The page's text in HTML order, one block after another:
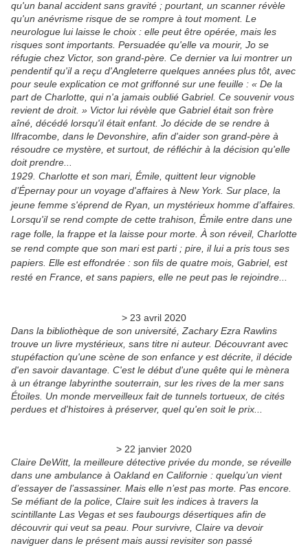
qu'un banal accident sans gravité ; pourtant, un scanner révèle
qu'un anévrisme risque de se rompre à tout moment. Le
neurologue lui laisse le choix : elle peut être opérée, mais les
risques sont importants. Persuadée qu'elle va mourir, Jo se
réfugie chez Victor, son grand-père. Ce dernier va lui montrer un
pendentif qu'il a reçu d'Angleterre quelques années plus tôt, avec
pour seule explication ce mot griffonné sur une feuille : « De la
part de Charlotte, qui n'a jamais oublié Gabriel. Ce souvenir vous
revient de droit. » Victor lui révèle que Gabriel était son frère
aîné, décédé lorsqu'il était enfant. Jo décide de se rendre à
Ilfracombe, dans le Devonshire, afin d'aider son grand-père à
résoudre ce mystère, et surtout, de réfléchir à la décision qu'elle
doit prendre...
1929. Charlotte et son mari, Émile, quittent leur vignoble
d’Épernay pour un voyage d'affaires à New York. Sur place, la
jeune femme s'éprend de Ryan, un mystérieux homme d’affaires.
Lorsqu'il se rend compte de cette trahison, Émile entre dans une
rage folle, la frappe et la laisse pour morte. À son réveil, Charlotte
se rend compte que son mari est parti ; pire, il lui a pris tous ses
papiers. Elle est effondrée : son fils de quatre mois, Gabriel, est
resté en France, et sans papiers, elle ne peut pas le rejoindre...
> 23 avril 2020
Dans la bibliothèque de son université, Zachary Ezra Rawlins
trouve un livre mystérieux, sans titre ni auteur. Découvrant avec
stupéfaction qu'une scène de son enfance y est décrite, il décide
d'en savoir davantage. C'est le début d'une quête qui le mènera
à un étrange labyrinthe souterrain, sur les rives de la mer sans
Étoiles. Un monde merveilleux fait de tunnels tortueux, de cités
perdues et d'histoires à préserver, quel qu'en soit le prix...
> 22 janvier 2020
Claire DeWitt, la meilleure détective privée du monde, se réveille
dans une ambulance à Oakland en Californie : quelqu’un vient
d’essayer de l’assassiner. Mais elle n’est pas morte. Pas encore.
Se méfiant de la police, Claire suit les indices à travers la
scintillante Las Vegas et ses faubourgs désertiques afin de
découvrir qui veut sa peau. Pour survivre, Claire va devoir
naviguer dans le présent mais aussi revisiter son passé